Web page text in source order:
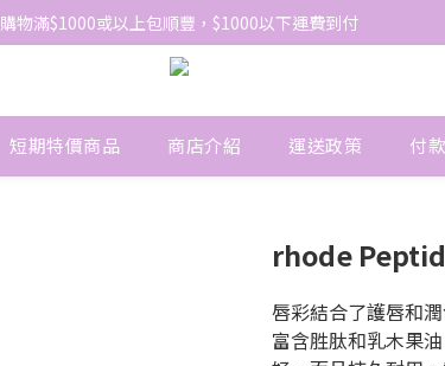
網站免費登記會員，會員優惠價於結帳時自動扣減
購物滿$1000或以上包順豐，$1000以下運費到付
網站免費登記會員，會員優惠價於結帳時自動扣減
短期特價商品 商店介紹 運送政策 付
rhode
唇彩結合了護唇和
富含胜肽和乳木果